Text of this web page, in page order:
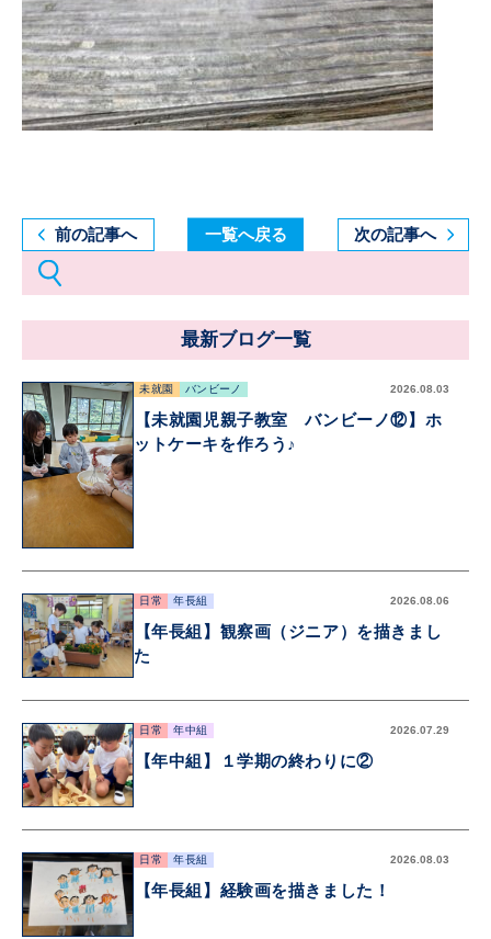
前の記事へ 一覧へ戻る 次の記事へ
最新ブログ一覧
未就園 バンビーノ 2026.08.03
【未就園児親子教室 バンビーノ⑫】ホ
ットケーキを作ろう♪
日常 年長組 2026.08.06
【年長組】観察画（ジニア）を描きまし
た
日常 年中組 2026.07.29
【年中組】１学期の終わりに②
日常 年長組 2026.08.03
【年長組】経験画を描きました！